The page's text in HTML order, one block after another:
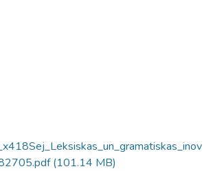
(101.14 MB)